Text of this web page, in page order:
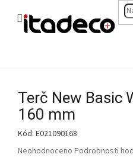
Terč New Basic
160 mm
Kód: E021090168
Průměrné
Neohodnoceno Podrobnosti